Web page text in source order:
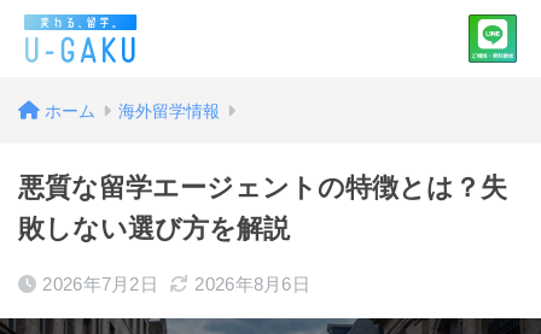
ホーム 海外留学情報
悪質な留学エージェントの特徴とは？失
敗しない選び方を解説
2026年7月2日 2026年8月6日